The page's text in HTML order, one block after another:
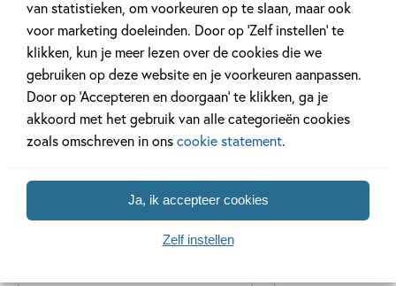
van statistieken, om voorkeuren op te slaan, maar ook
voor marketing doeleinden. Door op ‘Zelf instellen’ te
klikken, kun je meer lezen over de cookies die we
gebruiken op deze website en je voorkeuren aanpassen.
Door op ‘Accepteren en doorgaan’ te klikken, ga je
akkoord met het gebruik van alle categorieën cookies
zoals omschreven in onscookie statement.
Ja, ik accepteer cookies
Zelf instellen
16 JULI 2025
vakantie!
Tiplijst Tiplijst